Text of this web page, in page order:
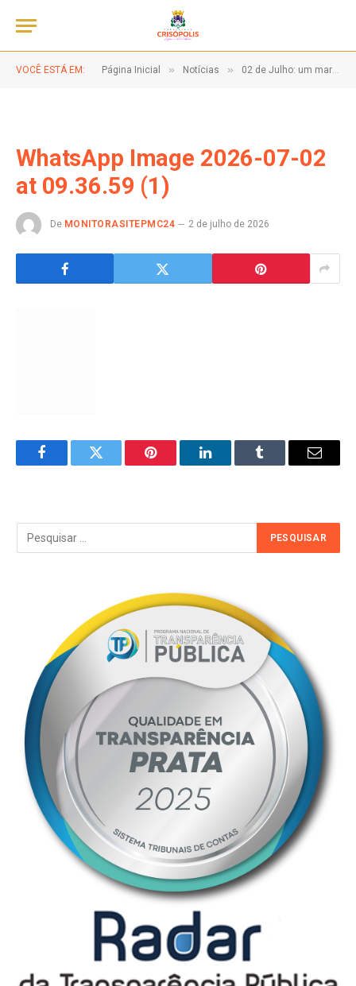
VOCÊ ESTÁ EM: Página Inicial » Notícias » 02 de Julho: um marco da coragem, da luta e da liberdade do povo baiano.
WhatsApp Image 2026-07-02
at 09.36.59 (1)
De MONITORASITEPMC24 2 de julho de 2026
FacebookTwitter Pinterest LinkedInTumblr Email